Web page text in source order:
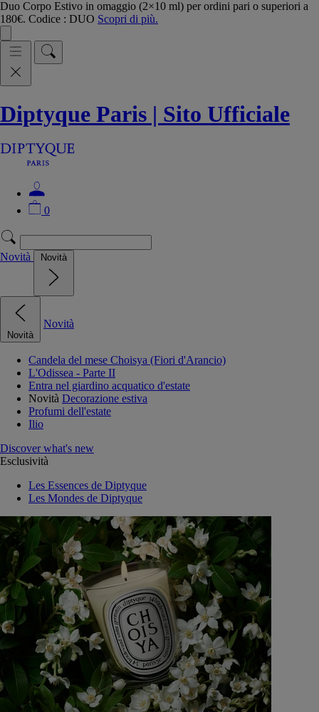
Duo Corpo Estivo in omaggio (2×10 ml) per ordini pari o superiori a
180€. Codice : DUO Scopri di più.
Diptyque Paris | Sito Ufficiale
0
Novità Novità
Novità
Novità
Candela del mese Choisya (Fiori d'Arancio)
L'Odissea - Parte II
Entra nel giardino acquatico d'estate
Novità Decorazione estiva
Profumi dell'estate
Ilio
Discover what's new
Esclusività
Les Essences de Diptyque
Les Mondes de Diptyque